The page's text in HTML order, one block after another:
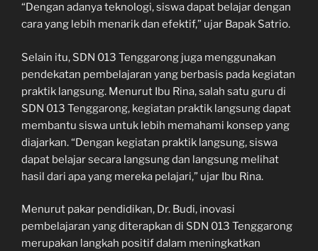
“Dengan adanya teknologi, siswa dapat belajar dengan
cara yang lebih menarik dan efektif,” ujar Bapak Satrio.
Selain itu, SDN 013 Tenggarong juga menggunakan
pendekatan pembelajaran yang berbasis pada kegiatan
praktik langsung. Menurut Ibu Rina, salah satu guru di
SDN 013 Tenggarong, kegiatan praktik langsung dapat
membantu siswa untuk lebih memahami konsep yang
diajarkan. “Dengan kegiatan praktik langsung, siswa
dapat belajar secara langsung dan langsung melihat
hasil dari apa yang mereka pelajari,” ujar Ibu Rina.
Menurut pakar pendidikan, Dr. Budi, inovasi
pembelajaran yang diterapkan di SDN 013 Tenggarong
merupakan langkah positif dalam meningkatkan